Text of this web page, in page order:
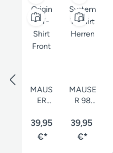
MAUS
ER
al T-
Shirt
39,95
€*
MAUSE
R 98
T-Shirt
Herren
39,95
€*